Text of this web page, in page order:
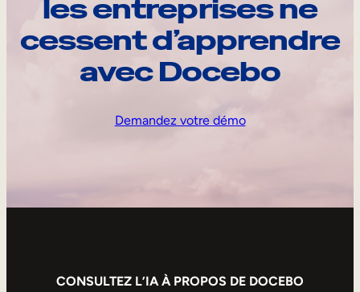
les entreprises ne
cessent d’apprendre
avec Docebo
Demandez votre démo
CONSULTEZ L’IA À PROPOS DE DOCEBO